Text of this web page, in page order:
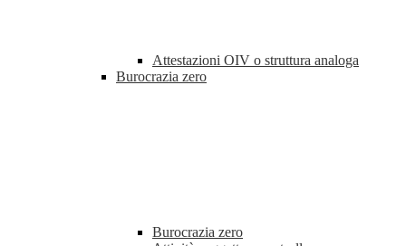
Attestazioni OIV o struttura analoga
Burocrazia zero
Burocrazia zero